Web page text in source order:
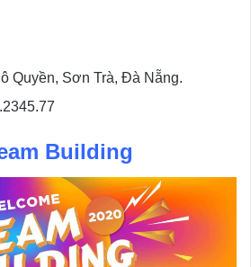
Quyền, Sơn Trà, Đà Nẵng.
Building